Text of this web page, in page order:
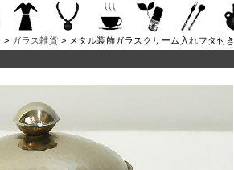
> ガラス雑貨 > メタル装飾ガラスクリーム入れフタ付き